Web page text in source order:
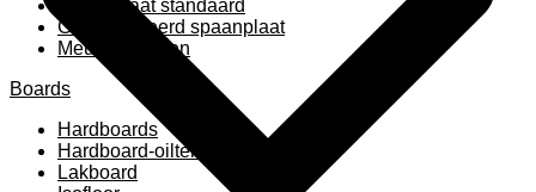
Spaanplaat standaard
Geplastificeerd spaanplaat
Meubelpanelen
Boards
Hardboards
Hardboard-oiltemperated
Lakboard